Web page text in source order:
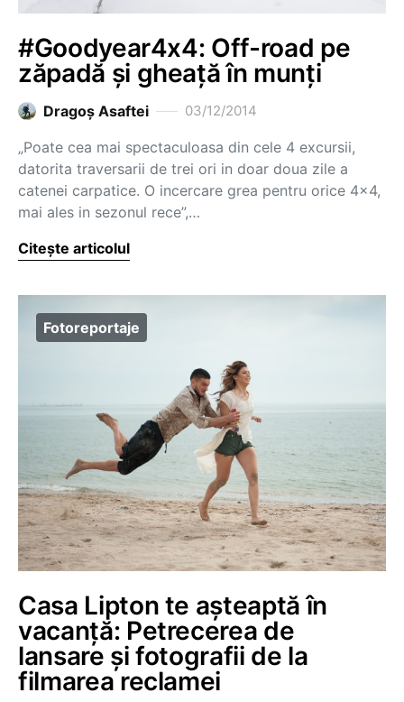
#Goodyear4x4: Off-road pe
zăpadă și gheață în munți
Dragoş Asaftei 03/12/2014
„Poate cea mai spectaculoasa din cele 4 excursii,
datorita traversarii de trei ori in doar doua zile a
catenei carpatice. O incercare grea pentru orice 4×4,
mai ales in sezonul rece”,…
Citește articolul
Fotoreportaje
Casa Lipton te așteaptă în
vacanță: Petrecerea de
lansare și fotografii de la
filmarea reclamei